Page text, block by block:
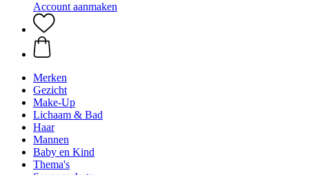
Account aanmaken
Merken
Gezicht
Make-Up
Lichaam & Bad
Haar
Mannen
Baby en Kind
Thema's